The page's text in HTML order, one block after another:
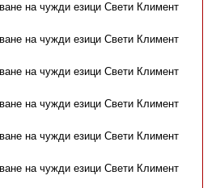
на чужди езици Свети Климент
на чужди езици Свети Климент
на чужди езици Свети Климент
на чужди езици Свети Климент
на чужди езици Свети Климент
на чужди езици Свети Климент